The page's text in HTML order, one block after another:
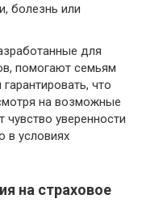
болезнь или
для
помогают семьям
что
на возможные
уверенности
в условиях
на страховое